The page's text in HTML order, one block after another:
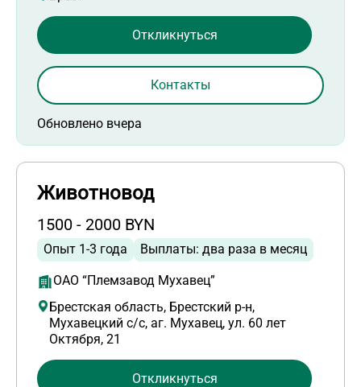
Обновлено вчера
Откликнуться
Контакты
Животновод
1500 - 2000 BYN
Опыт 1-3 года Выплаты: два раза в месяц
ОАО “Племзавод Мухавец”
Брестская область, Брестский р-н,
Мухавецкий с/с, аг. Мухавец, ул. 60 лет
Октября, 21
Откликнуться